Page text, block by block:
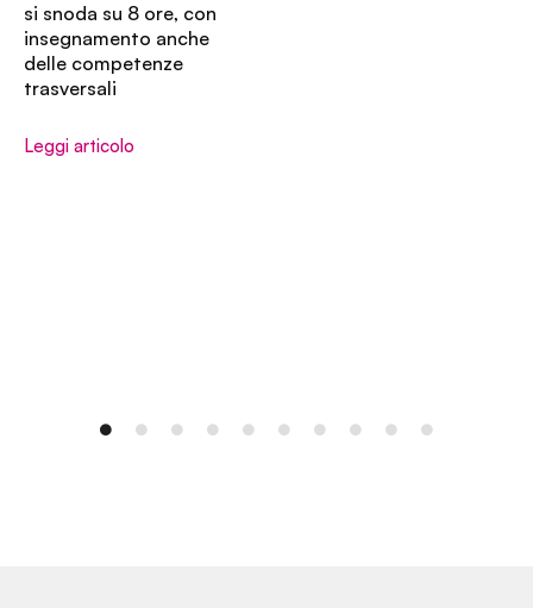
si snoda su 8 ore, con
insegnamento anche
delle competenze
trasversali
Leggi articolo